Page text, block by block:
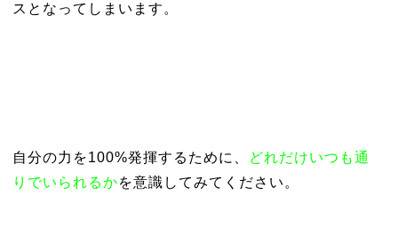
スとなってしまいます。
自分の力を100%発揮するために、
どれだけいつも通
りでいられるかを意識してみてください。